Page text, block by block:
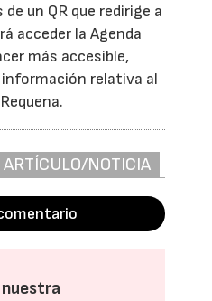
un QR que redirige a
acceder la Agenda
más accesible,
relativa al
NOTICIA
nuestra